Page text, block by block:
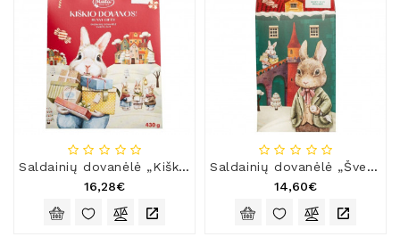
Saldainių dovanėlė „Kiškio dovanos“
16,28€
Saldainių dovanėlė „Šventinis namelis“
14,60€